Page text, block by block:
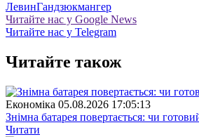
ЛевинГандзюкмангер
Читайте нас у Google News
Читайте нас у Telegram
Читайте також
Економіка 05.08.2026 17:05:13
Знімна батарея повертається: чи
Читати